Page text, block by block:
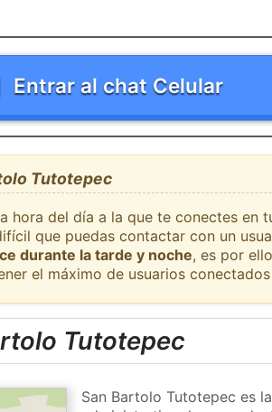
Entrar al chat Celular
Tutotepec
hora del día a la que te conectes en
que puedas contactar con un
durante la tarde y noche, es por
el máximo de usuarios
Tutotepec
San Bartolo Tutotepec es